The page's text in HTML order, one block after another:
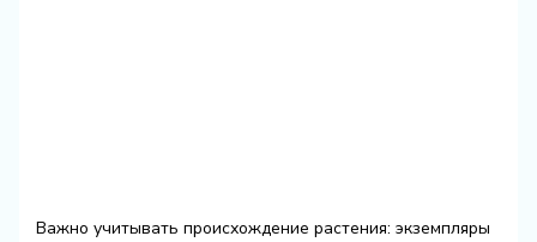
Важно учитывать происхождение растения: экземпляры